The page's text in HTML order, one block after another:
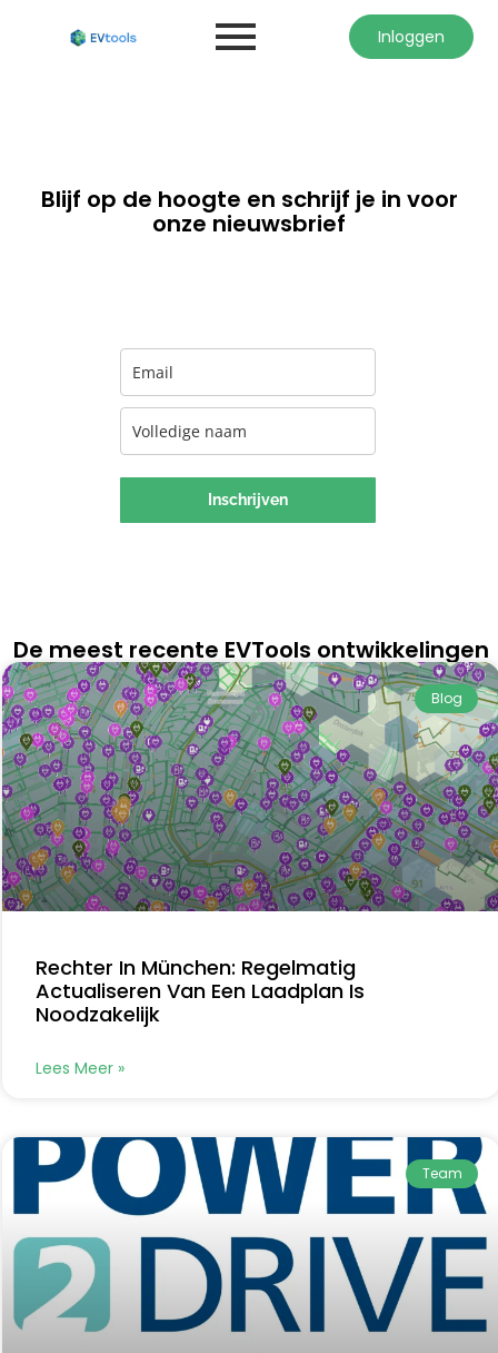
Inloggen
Blijf op de hoogte en schrijf je in voor
onze nieuwsbrief
Inschrijven
De meest recente EVTools ontwikkelingen
Blog
Rechter In München: Regelmatig
Actualiseren Van Een Laadplan Is
Noodzakelijk
Lees Meer »
Team